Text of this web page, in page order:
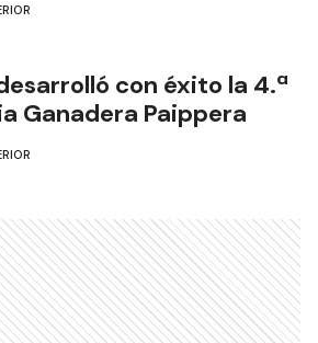
con éxito la 4.ª
Ganadera Paippera